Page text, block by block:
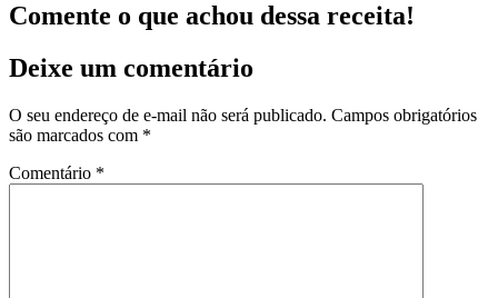
Comente o que achou dessa receita!
Deixe um comentário
O seu endereço de e-mail não será publicado. Campos obrigatórios
são marcados com *
Comentário *